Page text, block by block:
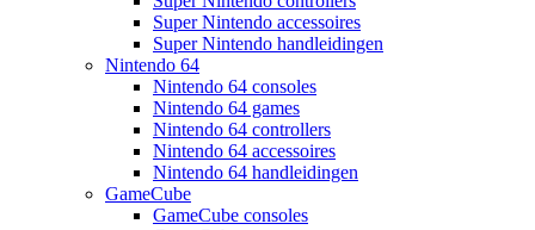
Super Nintendo accessoires
Super Nintendo handleidingen
Nintendo 64
Nintendo 64 consoles
Nintendo 64 games
Nintendo 64 controllers
Nintendo 64 accessoires
Nintendo 64 handleidingen
GameCube
GameCube consoles